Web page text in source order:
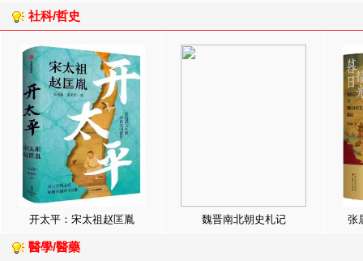
社科/哲史
开太平：宋太祖赵匡胤 魏晋南北朝史札记 张
醫學/醫藥